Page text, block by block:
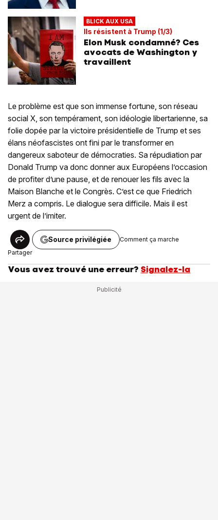
BLICK AUX USA
Ils résistent à Trump (1/3)
Elon Musk condamné? Ces
avocats de Washington y
travaillent
Le problème est que son immense fortune, son réseau
social X, son tempérament, son idéologie libertarienne, sa
folie dopée par la victoire présidentielle de Trump et ses
élans néofascistes ont fini par le transformer en
dangereux saboteur de démocraties. Sa répudiation par
Donald Trump va donc donner aux Européens l’occasion
de profiter d’une pause, et de renouer les fils avec la
Maison Blanche et le Congrès. C’est ce que Friedrich
Merz a compris. Le dialogue sera difficile. Mais il est
urgent de l’imiter.
Partager
Source privilégiée Comment ça marche
Vous avez trouvé une erreur? Signalez-la